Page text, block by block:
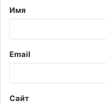
а
й
*
Имя
Email
Сайт